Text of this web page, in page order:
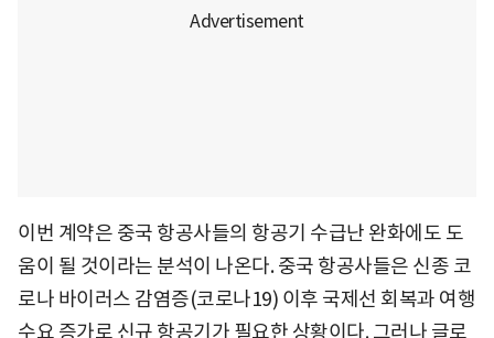
이번 계약은 중국 항공사들의 항공기 수급난 완화에도 도
움이 될 것이라는 분석이 나온다. 중국 항공사들은 신종 코
로나 바이러스 감염증(코로나19) 이후 국제선 회복과 여행
수요 증가로 신규 항공기가 필요한 상황이다. 그러나 글로